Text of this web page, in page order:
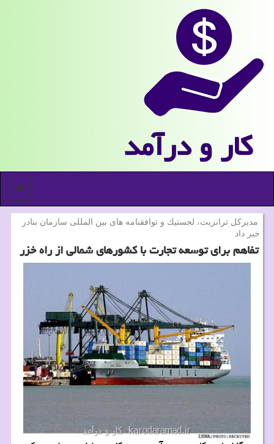
كار و درآمد
منو
مدیركل ترانزیت، لجستیك و توافقنامه های بین المللی سازمان بنادر
خبر داد
تفاهم برای توسعه تجارت با كشورهای شمالی از راه خزر